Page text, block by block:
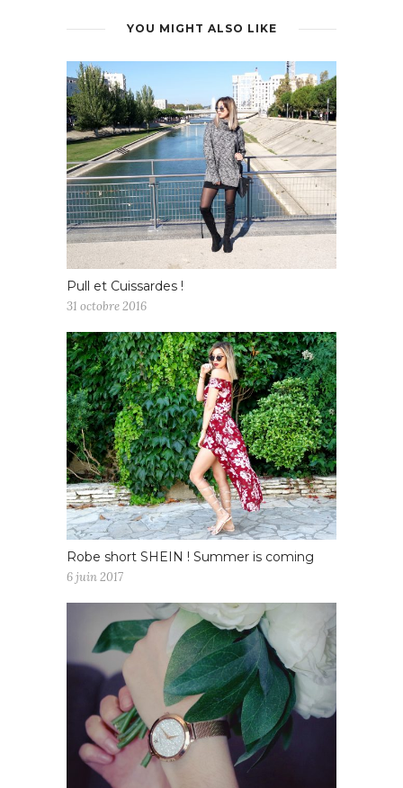
YOU MIGHT ALSO LIKE
Pull et Cuissardes !
31 octobre 2016
Robe short SHEIN ! Summer is coming
6 juin 2017